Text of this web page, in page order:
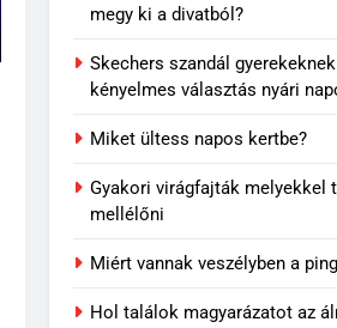
megy ki a divatból?
Skechers szandál
kényelmes választás nyári
Miket ültess napos kertbe?
Gyakori virágfajták melyekkel
mellélőni
Miért vannak veszélyben a
Hol találok magyarázatot az
5
válassz